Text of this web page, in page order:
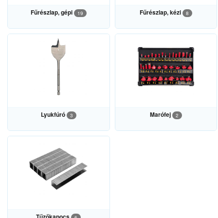
Fűrészlap, gépi 19 Fűrészlap, kézi 8
Lyukfúró 3 Marófej 2